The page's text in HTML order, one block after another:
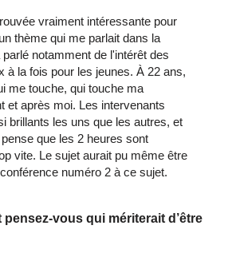
vraiment intéressante pour
thème qui me parlait dans la
notamment de l'intérêt des
à la fois pour les jeunes. À 22 ans,
me touche, qui touche ma
et après moi. Les intervenants
brillants les uns que les autres, et
que les 2 heures sont
vite. Le sujet aurait pu même être
numéro 2 à ce sujet.
pensez-vous qui mériterait d’être